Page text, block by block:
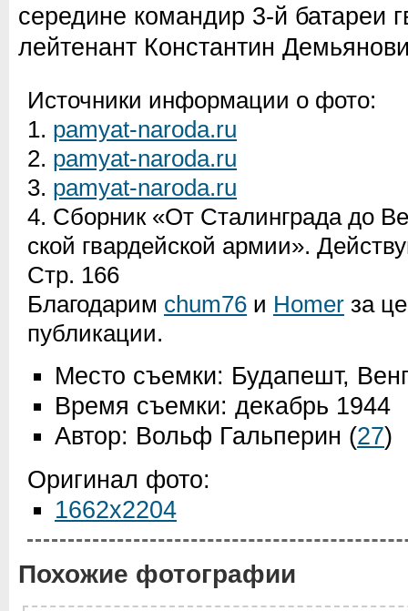
середине командир 3-й батареи
лейтенант Константин
Источники информации о фото:
1. pamyat-naroda.ru
2. pamyat-naroda.ru
3. pamyat-naroda.ru
4. Сборник «От Сталинграда до
ской гвардейской армии».
Стр. 166
Благодарим chum76 и Homer за
публикации.
Место съемки: Будапешт,
Время съемки: декабрь 1944
Автор: Вольф Гальперин (27)
Оригинал фото:
1662x2204
Похожие фотографии